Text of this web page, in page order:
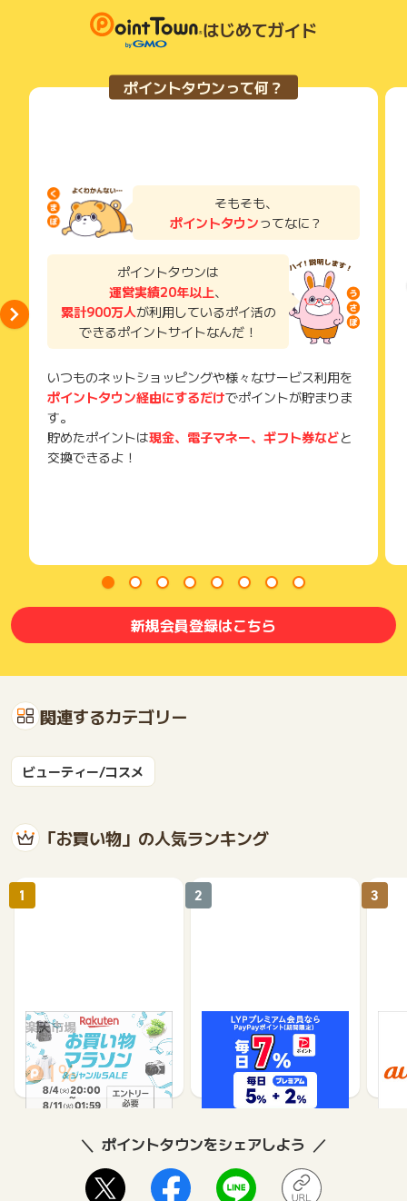
・同一端末や同一世帯で、繰り返し利用不可のサービス・お買
い物を複数回ご利用された場合
・他のポイントサイトや比較サイト、検索サイトなどを経由し
ご利用前には、Cookieの削除をおこなっていただくことを推奨
します。
読みください。
お申し込みやお買い物後、利用したサイトから送られる購入完
獲得待ち・獲得失敗の状態でお問い合わせされる際に、該当の
メールを送っていただく場合がございます。
そのため、紛失・破棄された場合は対応いたしかねますので、
ご注意ください。
各サービス・お買い物の獲得ポイントや獲得条件、キャンペー
ン期間が予告なしに変更される場合がございますが、ご利用さ
条件を達成しているかどうかは各広告主ではなく、代理店が行
っているため、広告主はポイントに関する詳細を把握しており
広告に遷移しない場合は掲載が終了となっておりポイントが獲
得できませんので、ご注意くださいませ。
はじめてガイド
ポイントタウンって何？
そもそも、
ポイントタウンってなに？
ポイントタウンは
運営実績20年以上、
累計900万人が利用しているポイ活の
できるポイントサイトなんだ！
いつものネットショッピングや様々なサービス利用を
ポイントタウン経由にするだけでポイントが貯まりま
す。
貯めたポイントは現金、電子マネー、ギフト券などと
交換できるよ！
新規会員登録はこちら
関連するカテゴリー
ビューティー/コスメ
「お買い物」の人気ランキング
楽天市場
1%
1
Yahoo!ショッピング
1%
2 3
ポイントタウンをシェアしよう